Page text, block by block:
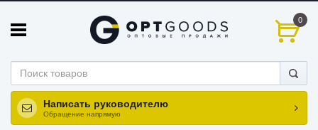
0
Написать руководителю
Обращение напрямую